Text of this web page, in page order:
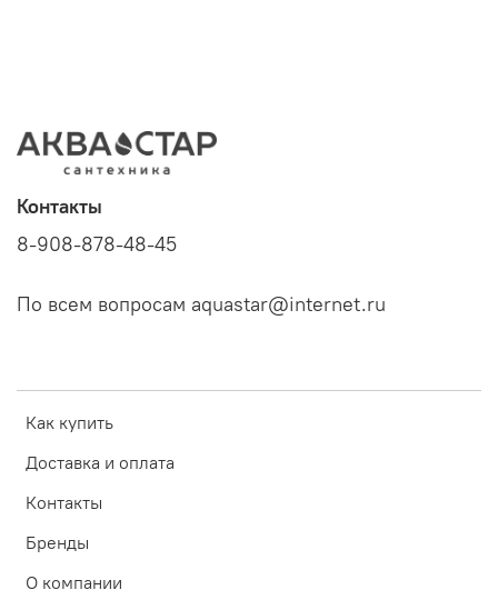
Как купить
Доставка и оплата
Контакты
Бренды
О компании
Контакты
8-908-878-48-45
По всем вопросам aquastar@internet.ru